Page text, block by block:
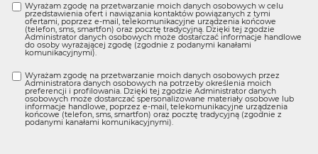
Wyrażam zgodę na przetwarzanie moich danych osobowych w celu
przedstawienia ofert i nawiązania kontaktów powiązanych z tymi
ofertami, poprzez e-mail, telekomunikacyjne urządzenia końcowe
(telefon, sms, smartfon) oraz pocztę tradycyjną. Dzięki tej zgodzie
Administrator danych osobowych może dostarczać informacje handlowe
do osoby wyrażającej zgodę (zgodnie z podanymi kanałami
komunikacyjnymi).
Wyrażam zgodę na przetwarzanie moich danych osobowych przez
Administratora danych osobowych na potrzeby określenia moich
preferencji i profilowania. Dzięki tej zgodzie Administrator danych
osobowych może dostarczać spersonalizowane materiały osobowe lub
informacje handlowe, poprzez e-mail, telekomunikacyjne urządzenia
końcowe (telefon, sms, smartfon) oraz pocztę tradycyjną (zgodnie z
podanymi kanałami komunikacyjnymi).